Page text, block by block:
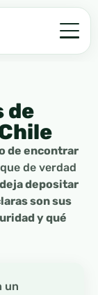
de
de encontrar
de verdad
depositar
son sus
y qué
un